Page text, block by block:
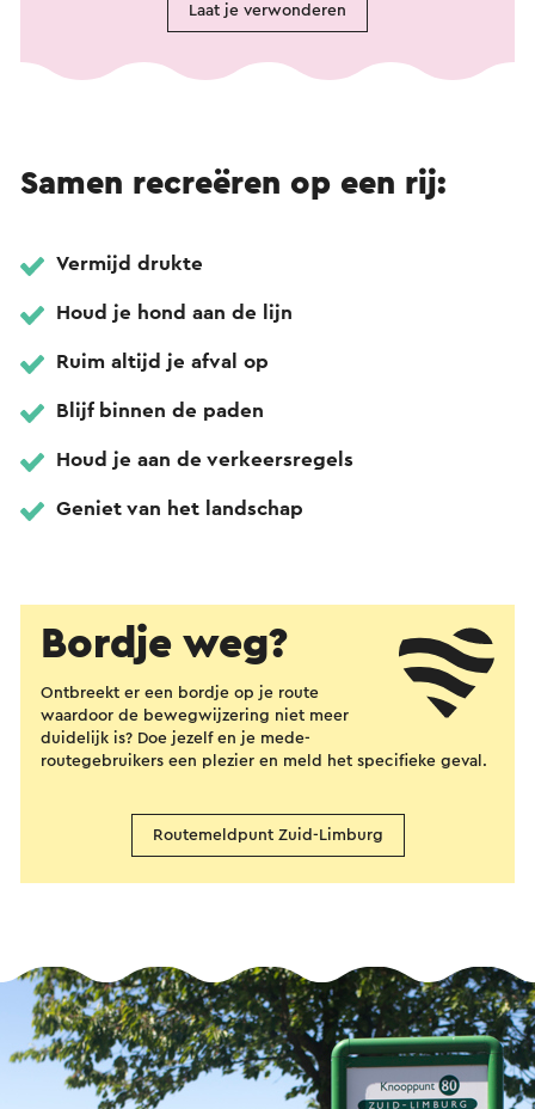
Laat je verwonderen
Samen recreëren op een rij:
Vermijd drukte
Houd je hond aan de lijn
Ruim altijd je afval op
Blijf binnen de paden
Houd je aan de verkeersregels
Geniet van het landschap
Bordje weg?
Ontbreekt er een bordje op je route
waardoor de bewegwijzering niet meer
duidelijk is? Doe jezelf en je mede-
routegebruikers een plezier en meld het specifieke geval.
Routemeldpunt Zuid-Limburg